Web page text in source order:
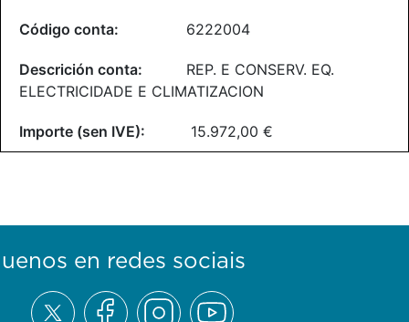
6222004
REP. E CONSERV. EQ.
ELECTRICIDADE E CLIMATIZACION
15.972,00 €
en redes sociais